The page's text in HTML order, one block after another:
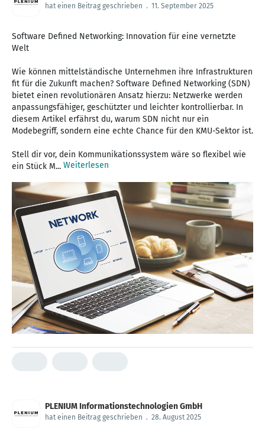
hat einen Beitrag geschrieben . 11. September 2025
Software Defined Networking: Innovation für eine vernetzte
Welt
Wie können mittelständische Unternehmen ihre Infrastrukturen
fit für die Zukunft machen? Software Defined Networking (SDN)
bietet einen revolutionären Ansatz hierzu: Netzwerke werden
anpassungsfähiger, geschützter und leichter kontrollierbar. In
diesem Artikel erfährst du, warum SDN nicht nur ein
Modebegriff, sondern eine echte Chance für den KMU-Sektor ist.
Stell dir vor, dein Kommunikationssystem wäre so flexibel wie
ein Stück M... Weiterlesen
PLENIUM Informationstechnologien GmbH
hat einen Beitrag geschrieben . 28. August 2025